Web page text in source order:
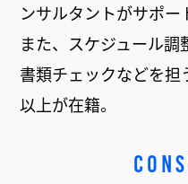
ンサルタントがサポー
また、スケジュール調
書類チェックなどを
以上が在籍。